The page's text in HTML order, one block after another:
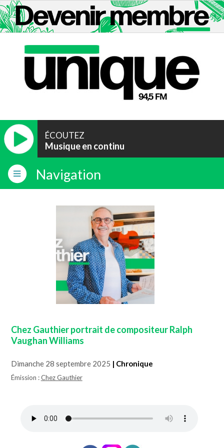
ÉCOUTEZ
Musique en continu
Navigation
Chez Gauthier portrait de compositeur Ralph
Vaughan Williams
Dimanche 28 septembre 2025 | Chronique
Émission :Chez Gauthier